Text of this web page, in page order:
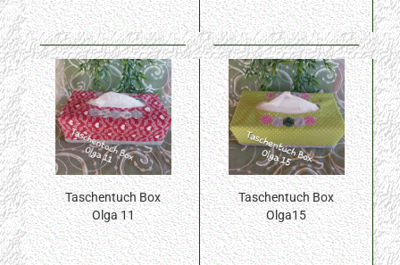
Taschentuch Box
Olga 11
Taschentuch Box
Olga15